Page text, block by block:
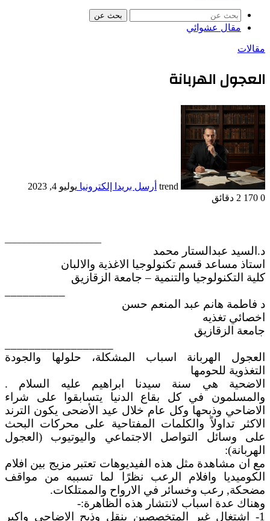
بحث عن
مقال عشوائي
مقالات
العجول الهربانة
trend أرسل بريدا إلكترونيا يوليو 4, 2023
0
2 دقائق
د.السيد عبدالستار محمد
استاذ مساعد قسم تكنولوجيا الاغذية والالبان
كلية التكنولوجيا والتنمية – جامعة الزقازيق
د فاطمة هانم عبد المنعم حسن
اخصائي تغذيه
جامعة الزقازيق
العجول الهربانة اسباب المشكلة، حلولها والجودة
التغذوية للحومها
الاضحية هي سنة سيدنا ابراهيم عليه السلام .
والمسلمون في كل بقاع الدنيا يتسابقوا على شراء
الاضاحي وذبحها وكل عام خلال عيد الأضحى يكون الترند
الاكثر تداولاً والكلمات المفتاحية على محركات البحث
على وسائل التواصل الاجتماعي واليوتيوب (العجول
الهربانة):
مع ان مشاهدة مثل هذه الفيديوهات تعتبر مزيج بين افلام
الكوميديا وافلام الرعب نظرًا لما تسببه من مواقف
مضحكة, رعب وخسائر في الارواح والممتلكات.
وهناك عدة اسباب لانتشار هذه الظاهرة:-
1- اشتغال غير المتخصصين بنقل وذبح الاضاحي واكبر